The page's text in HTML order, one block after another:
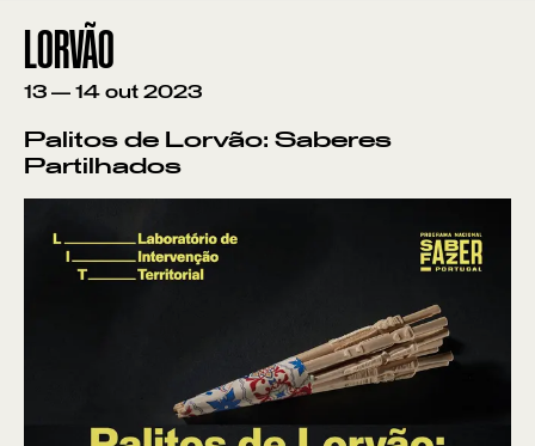
LORVÃO
13 — 14 out 2023
Palitos de Lorvão: Saberes
Partilhados